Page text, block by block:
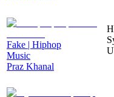
Fake | Hiphop
Music
Praz Khanal